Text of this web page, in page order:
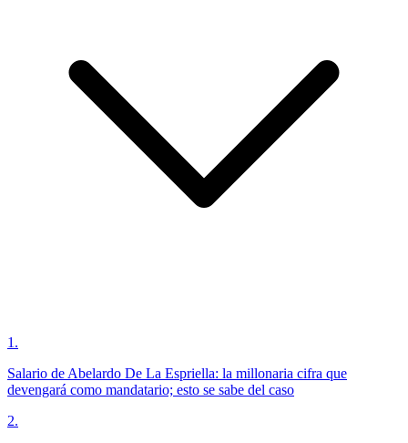
1 .
Salario de Abelardo De La Espriella: la millonaria cifra que
devengará como mandatario; esto se sabe del caso
2.